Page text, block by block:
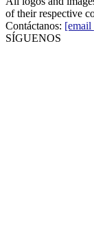
of their respective
Contáctanos: [email
SÍGUENOS